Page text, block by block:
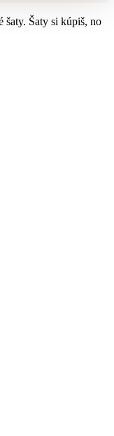
šaty. Šaty si kúpiš, no